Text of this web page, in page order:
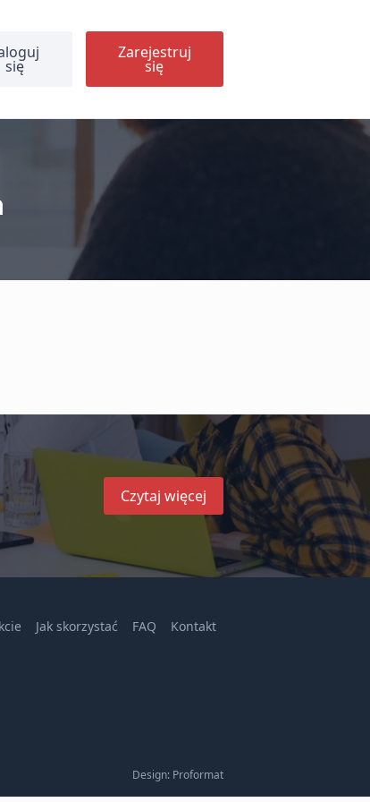
się
Zarejestruj
się
Czytaj więcej
Jak skorzystać FAQ Kontakt
Design: Proformat